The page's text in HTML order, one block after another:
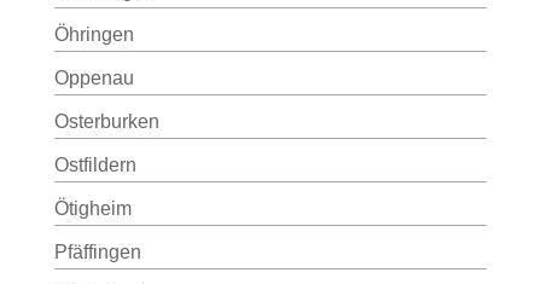
Öhringen
Oppenau
Osterburken
Ostfildern
Ötigheim
Pfäffingen